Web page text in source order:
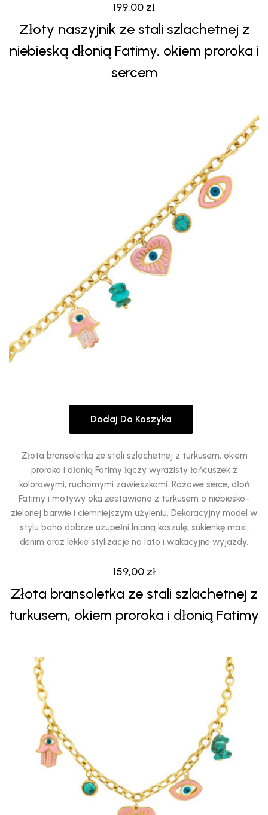
Złoty naszyjnik ze stali szlachetnej z
niebieską dłonią Fatimy, okiem proroka i
sercem
199,00 zł
Złota bransoletka ze stali szlachetnej z
turkusem, okiem proroka i dłonią Fatimy
159,00 zł
Złota bransoletka ze stali szlachetnej z turkusem, okiem
proroka i dłonią Fatimy łączy wyrazisty łańcuszek z
kolorowymi, ruchomymi zawieszkami. Różowe serce, dłoń
Fatimy i motywy oka zestawiono z turkusem o niebiesko-
zielonej barwie i ciemniejszym użyleniu. Dekoracyjny model w
stylu boho dobrze uzupełni lnianą koszulę, sukienkę maxi,
denim oraz lekkie stylizacje na lato i wakacyjne wyjazdy.
Dodaj Do Koszyka